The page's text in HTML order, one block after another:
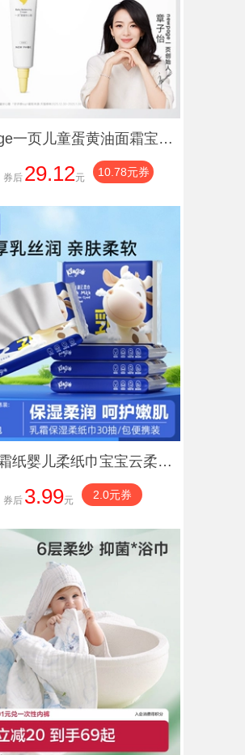
newpage一页儿童蛋黄油面霜宝宝霜10g保湿舒缓补水官方正品保证
券后 29.12元 10.78元券
琦宝乳霜纸婴儿柔纸巾宝宝云柔巾新生婴儿专用保湿柔纸巾便携30抽
券后 3.99元 2.0元券